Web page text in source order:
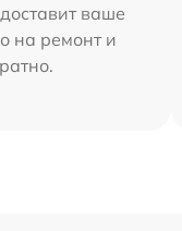
ваше
на ремонт и